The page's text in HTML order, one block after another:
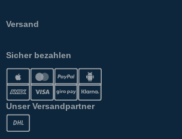
Versand
Sicher bezahlen
Unser Versandpartner